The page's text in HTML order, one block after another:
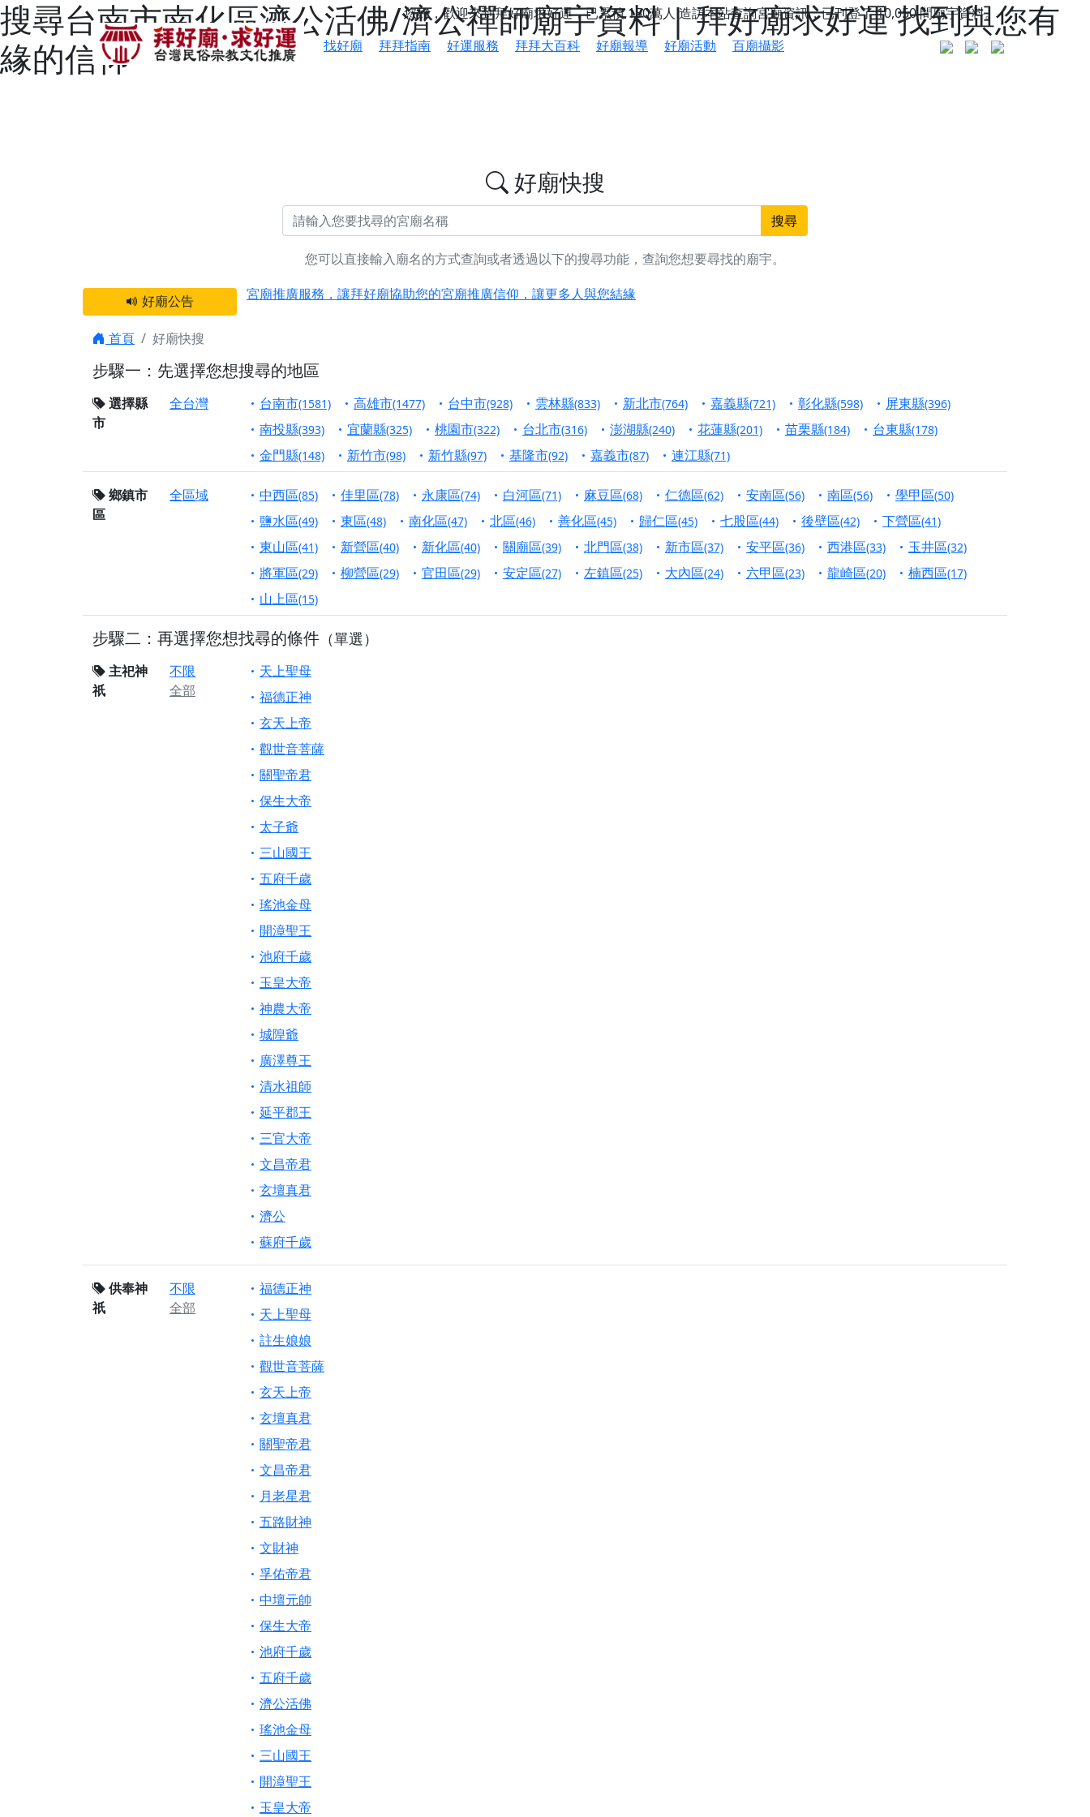
搜尋台南市南化區濟公活佛/濟公禪師廟宇資料 | 拜好廟求好運 找到與您有
緣的信仰
您好，歡迎來到拜好廟求好運，已累積150萬人造訪本站查詢宮廟資訊，已刊登了10,050間廟宇資料。
找好廟
拜拜指南 好運服務 拜拜大百科 好廟報導 好廟活動 百廟攝影
好廟快搜
搜尋
您可以直接輸入廟名的方式查詢或者透過以下的搜尋功能，查詢您想要尋找的廟宇。
好廟公告
感謝 【新竹縣新豐鄉 池和宮】 贊助支持我們推廣台灣民俗宗教文化
宮廟推廣服務，讓拜好廟協助您的宮廟推廣信仰，讓更多人與您結緣
【屏東縣獅子鄉 楓港清華山聖天宮】驪山母娘聖誕暨中元普渡大法會，誠邀十方善信大德，一同回到母娘慈悲座前，祈福納祥、慎
終追遠、廣植福田
【桃園市 桃園蓮華寺】盂蘭盆中元報恩法會，這場法會不只是超薦與普渡，更是一份對祖先的感恩、對親人的思念，也是為家人祈
願平安順遂的慈悲心意。
【桃園龜山 慈恩宮】丙午年梁皇寶懺法會，一念虔誠禮寶懺，一分懺悔植福田，誠邀十方善信大德共同參與。
【新北貢寮 南極玉明殿】中元普渡大法會，誠摯歡迎十方善信大德隨喜贊普，為祖先親眷祈求安息，也為自身與家人累積福德、種
下善緣。
【桃園慈善宮(天公廟)】中元普渡交給專業的來，省時省力又積福！「玉皇大帝 大天尊」 親自坐鎮主法！幫你累積的功德福報自然
是「超級加倍」！
【台北北投 福慶宮】慶讚中元普渡法會，誠摯邀請十方善信大德，一同回到北投土地公埔，祈願闔家平安、地方祥和、福運綿長。
【桃園龜山 慈恩宮】瑤池金母聖誕祝壽盛典，邀請十方善信大德蒞臨參香祝壽，同沐母娘慈光，共祈平安吉祥
【桃園龜山 慈恩宮】丙午年慶讚中元普渡法會，正是讓我們用善念與功德，迴向冥陽兩利、闔家平安的殊勝因緣。
【新北八里 紫德宮】丙午年中元普渡讚普超薦法會，普施眾生・慎終追遠・廣植福田
【台北北投金虎爺會】父親節陪爸爸一起闖關趣，邀請大小朋友一起留下珍貴的家庭回憶
【新北八里 紫德宮】父親節奉茶感恩活動，一杯茶，一份心意；一句感謝，一生難忘。
歡迎友廟長官、小編加入我們LINE官方帳號，讓我們協助您的廟宇推廣。
歡迎信眾分享您前往廟宇的參拜體驗，推廣您的信仰
首頁 好廟快搜
步驟一：先選擇您想搜尋的地區
選擇縣
市
全台灣 台南市(1581) 高雄市(1477) 台中市(928) 雲林縣(833) 新北市(764) 嘉義縣(721) 彰化縣(598) 屏東縣(396)
南投縣(393) 宜蘭縣(325) 桃園市(322) 台北市(316) 澎湖縣(240) 花蓮縣(201) 苗栗縣(184) 台東縣(178)
金門縣(148) 新竹市(98) 新竹縣(97) 基隆市(92) 嘉義市(87) 連江縣(71)
鄉鎮市
區
全區域 中西區(85) 佳里區(78) 永康區(74) 白河區(71) 麻豆區(68) 仁德區(62) 安南區(56) 南區(56) 學甲區(50)
鹽水區(49) 東區(48) 南化區(47) 北區(46) 善化區(45) 歸仁區(45) 七股區(44) 後壁區(42) 下營區(41)
東山區(41) 新營區(40) 新化區(40) 關廟區(39) 北門區(38) 新市區(37) 安平區(36) 西港區(33) 玉井區(32)
將軍區(29) 柳營區(29) 官田區(29) 安定區(27) 左鎮區(25) 大內區(24) 六甲區(23) 龍崎區(20) 楠西區(17)
山上區(15)
步驟二：再選擇您想找尋的條件 （單選）
主祀神
祇
不限
全部
天上聖母
福德正神
玄天上帝
觀世音菩薩
關聖帝君
保生大帝
太子爺
三山國王
五府千歲
瑤池金母
開漳聖王
池府千歲
玉皇大帝
神農大帝
城隍爺
廣澤尊王
清水祖師
延平郡王
三官大帝
文昌帝君
玄壇真君
濟公
蘇府千歲
供奉神
祇
不限
全部
福德正神
天上聖母
註生娘娘
觀世音菩薩
玄天上帝
玄壇真君
關聖帝君
文昌帝君
月老星君
五路財神
文財神
孚佑帝君
中壇元帥
保生大帝
池府千歲
五府千歲
濟公活佛
瑤池金母
三山國王
開漳聖王
玉皇大帝